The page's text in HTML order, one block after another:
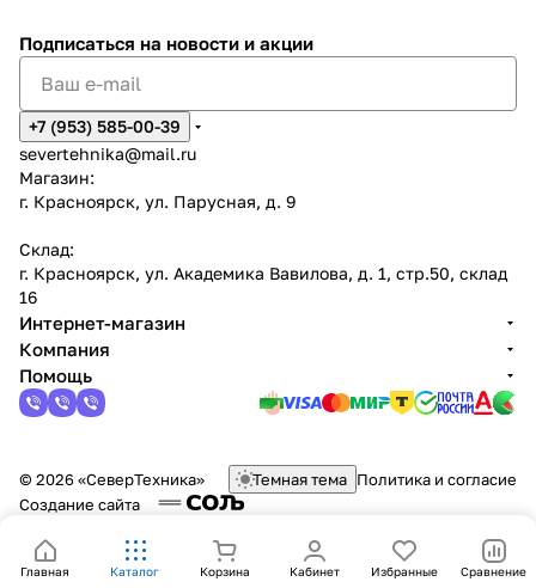
Главная Каталог Корзина Кабинет Избранные Сравнение
Подписаться на новости и акции
+7 (953) 585-00-39
severtehnika@mail.ru
Магазин:
г. Красноярск, ул. Парусная, д. 9
Склад:
г. Красноярск, ул. Академика Вавилова, д. 1, стр.50, склад
16
Интернет-магазин
Компания
Помощь
© 2026 «СеверТехника» Темная тема Политика и согласие
Создание сайта